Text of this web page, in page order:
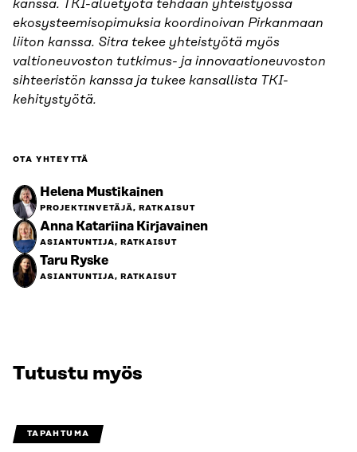
kanssa. TKI-aluetyötä tehdään yhteistyössä
ekosysteemisopimuksia koordinoivan Pirkanmaan
liiton kanssa. Sitra tekee yhteistyötä myös
valtioneuvoston tutkimus- ja innovaationeuvoston
sihteeristön kanssa ja tukee kansallista TKI-
kehitystyötä.
OTA YHTEYTTÄ
Helena Mustikainen
PROJEKTINVETÄJÄ, RATKAISUT
Anna Katariina Kirjavainen
ASIANTUNTIJA, RATKAISUT
Taru Ryske
ASIANTUNTIJA, RATKAISUT
Tutustu myös
TAPAHTUMA